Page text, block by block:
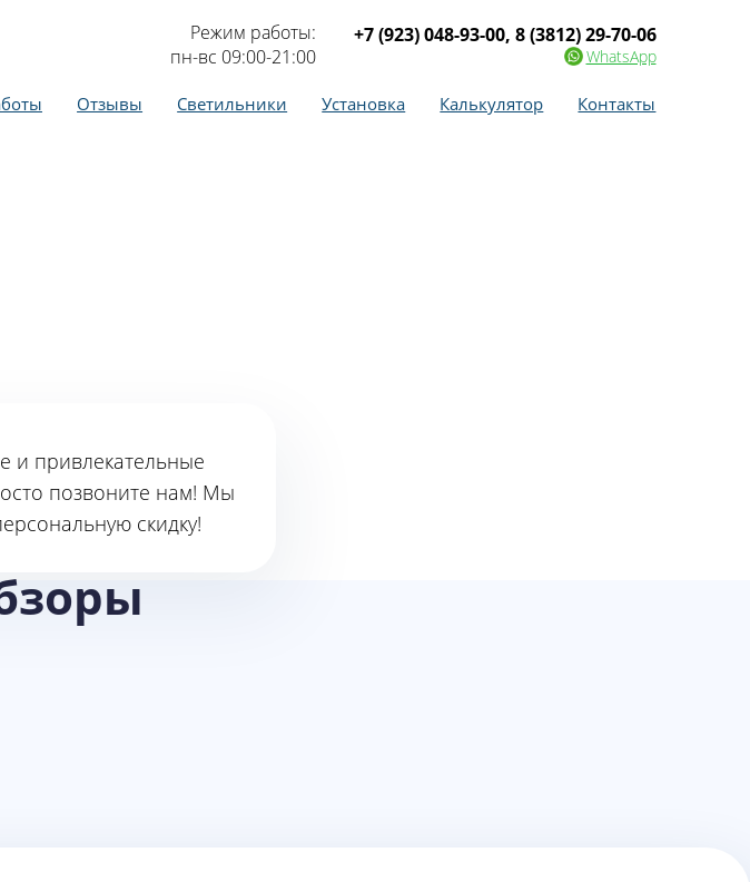
Режим работы:
пн-вс 09:00-21:00
+7 (923) 048-93-00, 8 (3812) 29-70-06
WhatsApp
Отзывы Светильники Установка Калькулятор Контакты
и привлекательные
позвоните нам! Мы
скидку!